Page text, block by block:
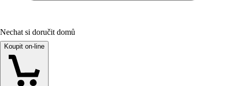
Nechat si doručit domů
Koupit on-line